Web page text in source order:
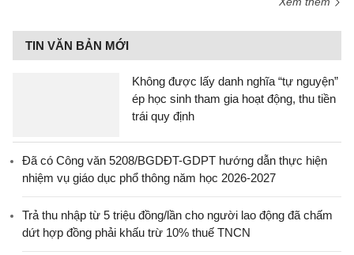
TIN VĂN BẢN MỚI
Không được lấy danh nghĩa “tự nguyện”
ép học sinh tham gia hoạt động, thu tiền
trái quy định
Đã có Công văn 5208/BGDĐT-GDPT hướng dẫn thực hiện
nhiệm vụ giáo dục phổ thông năm học 2026-2027
Trả thu nhập từ 5 triệu đồng/lần cho người lao động đã chấm
dứt hợp đồng phải khấu trừ 10% thuế TNCN